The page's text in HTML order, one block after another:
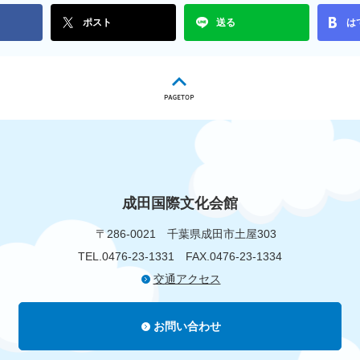
ポスト 送る は
成田国際文化会館
〒286-0021 千葉県成田市土屋303
TEL.0476-23-1331 FAX.0476-23-1334
交通アクセス
お問い合わせ